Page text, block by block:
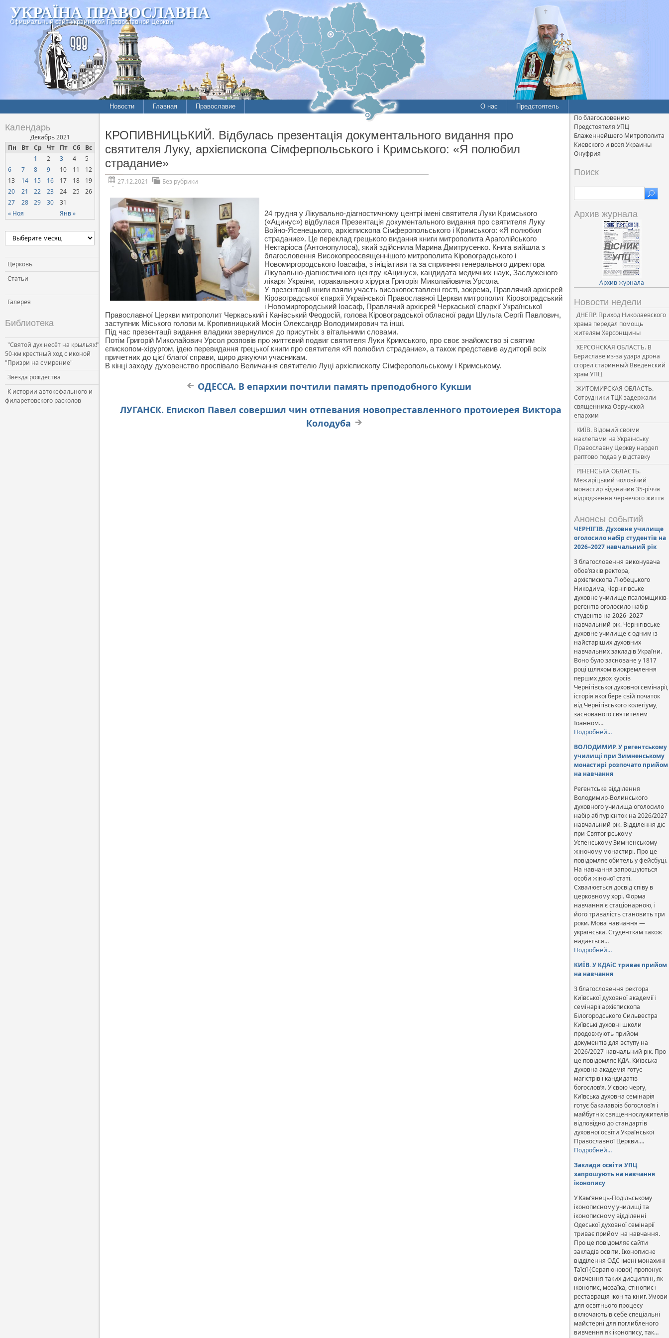
УКРАЇНА ПРАВОСЛАВНА
Официальный сайт Украинской Православной Церкви
Новости Главная Православие О нас Предстоятель
Календарь
Декабрь 2021
Пн
Вт Ср Чт Пт Сб Вс
« Ноя Янв »
1 2 3 4
5
6
7 8 9 10 11
12
13
14 15 16 17 18
19
20
21 22 23 24 25
26
27
28 29 30 31
Церковь
Статьи
Галерея
Библиотека
"Святой дух несёт на крыльях!"
50-км крестный ход с иконой
"Призри на смирение"
Звезда рождества
К истории автокефального и
филаретовского расколов
КРОПИВНИЦЬКИЙ. Відбулась презентація документального видання про
святителя Луку, архієпископа Сімферпольського і Кримського: «Я полюбил
страдание»
27.12.2021 Без рубрики
24 грудня у Лікувально-діагностичному центрі імені святителя Луки Кримського
(«Ацинус») відбулася Презентація документального видання про святителя Луку
Войно-Ясенецького, архієпископа Сімферопольського і Кримського: «Я полюбил
страдание». Це переклад грецького видання книги митрополита Араголійського
Нектаріоса (Антонопулоса), який здійснила Марина Дмитрусенко. Книга вийшла з
благословення Високопреосвященнішого митрополита Кіровоградського і
Новомиргородського Іоасафа, з ініціативи та за сприяння генерального директора
Лікувально-діагностичного центру «Ацинус», кандидата медичних наук, Заслуженого
лікаря України, торакального хірурга Григорія Миколайовича Урсола.
У презентації книги взяли участь високопоставлені гості, зокрема, Правлячий архієрей
Кіровоградської єпархії Української Православної Церкви митрополит Кіровоградський
і Новомиргородський Іоасаф, Правлячий архієрей Черкаської єпархії Української
Православної Церкви митрополит Черкаський і Канівський Феодосій, голова Кіровоградської обласної ради Шульга Сергії Павлович,
заступник Міського голови м. Кропивницький Мосін Олександр Володимирович та інші.
Під час презентації видання владики звернулися до присутніх з вітальними словами.
Потім Григорій Миколайович Урсол розповів про життєвий подвиг святителя Луки Кримського, про своє знайомство зі святим
єпископом-хірургом, ідею перевидання грецької книги про святителя «Я полюбил страдание», а також представив аудиторії всіх
причетних до цієї благої справи, щиро дякуючи учасникам.
В кінці заходу духовенство проспівало Величання святителю Луці архієпископу Сімферопольському і Кримському.
ОДЕССА. В епархии почтили память преподобного Кукши
ЛУГАНСК. Епископ Павел совершил чин отпевания новопреставленного протоиерея Виктора
Колодуба
По благословению
Предстоятеля УПЦ
Блаженнейшего Митрополита
Киевского и всея Украины
Онуфрия
Поиск
Архив журнала
Архив журнала
Новости недели
ДНЕПР. Приход Николаевского
храма передал помощь
жителям Херсонщины
ХЕРСОНСКАЯ ОБЛАСТЬ. В
Бериславе из-за удара дрона
сгорел старинный Введенский
храм УПЦ
ЖИТОМИРСКАЯ ОБЛАСТЬ.
Сотрудники ТЦК задержали
священника Овручской
епархии
КИЇВ. Відомий своїми
наклепами на Українську
Православну Церкву нардеп
раптово подав у відставку
РІНЕНСЬКА ОБЛАСТЬ.
Межиріцький чоловічий
монастир відзначив 35-річчя
відродження чернечого життя
Анонсы событий
ЧЕРНІГІВ. Духовне училище
оголосило набір студентів на
2026–2027 навчальний рік
З благословення виконувача
обов’язків ректора,
архієпископа Любецького
Никодима, Чернігівське
духовне училище псаломщиків-
регентів оголосило набір
студентів на 2026–2027
навчальний рік. Чернігівське
духовне училище є одним із
найстаріших духовних
навчальних закладів України.
Воно було засноване у 1817
році шляхом виокремлення
перших двох курсів
Чернігівської духовної семінарії,
історія якої бере свій початок
від Чернігівського колегіуму,
заснованого святителем
Іоанном…
Подробней…
ВОЛОДИМИР. У регентському
училищі при Зимненському
монастирі розпочато прийом
на навчання
Регентське відділення
Володимир-Волинського
духовного училища оголосило
набір абітурієнток на 2026/2027
навчальний рік. Відділення діє
при Святогірському
Успенському Зимненському
жіночому монастирі. Про це
повідомляє обитель у фейсбуці.
На навчання запрошуються
особи жіночої статі.
Схвалюється досвід співу в
церковному хорі. Форма
навчання є стаціонарною, і
його тривалість становить три
роки. Мова навчання —
українська. Студенткам також
надається…
Подробней…
КИЇВ. У КДАіС триває прийом
на навчання
З благословення ректора
Київської духовної академії і
семінарії архієпископа
Білогородського Сильвестра
Київські духовні школи
продовжують прийом
документів для вступу на
2026/2027 навчальний рік. Про
це повідомляє КДА. Київська
духовна академія готує
магістрів і кандидатів
богослов’я. У свою чергу,
Київська духовна семінарія
готує бакалаврів богослов’я і
майбутніх священнослужителів
відповідно до стандартів
духовної освіти Української
Православної Церкви….
Подробней…
Заклади освіти УПЦ
запрошують на навчання
іконопису
У Кам’янець-Подільському
іконописному училищі та
іконописному відділенні
Одеської духовної семінарії
триває прийом на навчання.
Про це повідомляє сайти
закладів освіти. Іконописне
відділення ОДС імені монахині
Таїсії (Серапіонової) пропонує
вивчення таких дисциплін, як
іконопис, мозаїка, стінопис і
реставрація ікон та книг. Умови
для освітнього процесу
включають в себе спеціальні
майстерні для поглибленого
вивчення як іконопису, так…